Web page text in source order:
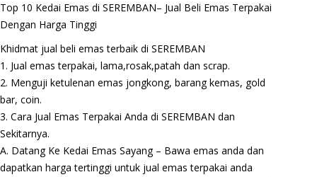
Top 10 Kedai Emas di SEREMBAN– Jual Beli Emas Terpakai
Dengan Harga Tinggi
Khidmat jual beli emas terbaik di SEREMBAN
1. Jual emas terpakai, lama,rosak,patah dan scrap.
2. Menguji ketulenan emas jongkong, barang kemas, gold
bar, coin.
3. Cara Jual Emas Terpakai Anda di SEREMBAN dan
Sekitarnya.
A. Datang Ke Kedai Emas Sayang – Bawa emas anda dan
dapatkan harga tertinggi untuk jual emas terpakai anda